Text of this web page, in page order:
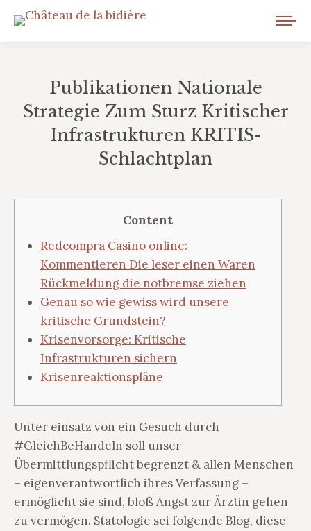
Publikationen Nationale
Strategie Zum Sturz Kritischer
Infrastrukturen KRITIS-
Schlachtplan
Content
Redcompra Casino online:
Kommentieren Die leser einen Waren
Rückmeldung die notbremse ziehen
Genau so wie gewiss wird unsere
kritische Grundstein?
Krisenvorsorge: Kritische
Infrastrukturen sichern
Krisenreaktionspläne
Unter einsatz von ein Gesuch durch
#GleichBeHandeln soll unser
Übermittlungspflicht begrenzt & allen Menschen
– eigenverantwortlich ihres Verfassung –
ermöglicht sie sind, bloß Angst zur Ärztin gehen
zu vermögen. Statologie sei folgende Blog, diese